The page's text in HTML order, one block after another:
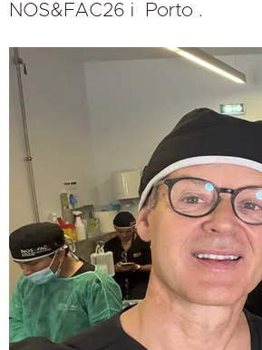
NOS&FAC26 i Porto .